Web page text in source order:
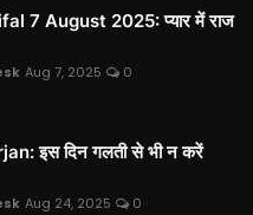
7 August 2025: प्यार में राज
Aug 7, 2025 0
इस दिन गलती से भी न करें
Aug 24, 2025 0